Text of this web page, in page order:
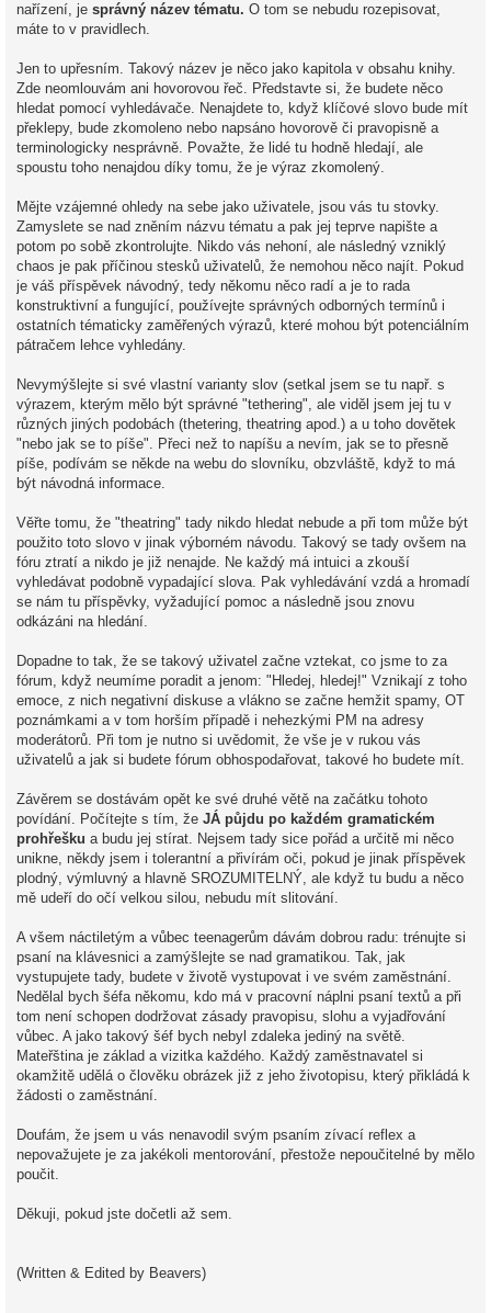
nařízení, je správný název tématu. O tom se nebudu rozepisovat,
máte to v pravidlech.
Jen to upřesním. Takový název je něco jako kapitola v obsahu knihy.
Zde neomlouvám ani hovorovou řeč. Představte si, že budete něco
hledat pomocí vyhledávače. Nenajdete to, když klíčové slovo bude mít
překlepy, bude zkomoleno nebo napsáno hovorově či pravopisně a
terminologicky nesprávně. Považte, že lidé tu hodně hledají, ale
spoustu toho nenajdou díky tomu, že je výraz zkomolený.
Mějte vzájemné ohledy na sebe jako uživatele, jsou vás tu stovky.
Zamyslete se nad zněním názvu tématu a pak jej teprve napište a
potom po sobě zkontrolujte. Nikdo vás nehoní, ale následný vzniklý
chaos je pak příčinou stesků uživatelů, že nemohou něco najít. Pokud
je váš příspěvek návodný, tedy někomu něco radí a je to rada
konstruktivní a fungující, používejte správných odborných termínů i
ostatních tématicky zaměřených výrazů, které mohou být potenciálním
pátračem lehce vyhledány.
Nevymýšlejte si své vlastní varianty slov (setkal jsem se tu např. s
výrazem, kterým mělo být správné "tethering", ale viděl jsem jej tu v
různých jiných podobách (thetering, theatring apod.) a u toho dovětek
"nebo jak se to píše". Přeci než to napíšu a nevím, jak se to přesně
píše, podívám se někde na webu do slovníku, obzvláště, když to má
být návodná informace.
Věřte tomu, že "theatring" tady nikdo hledat nebude a při tom může být
použito toto slovo v jinak výborném návodu. Takový se tady ovšem na
fóru ztratí a nikdo je již nenajde. Ne každý má intuici a zkouší
vyhledávat podobně vypadající slova. Pak vyhledávání vzdá a hromadí
se nám tu příspěvky, vyžadující pomoc a následně jsou znovu
odkázáni na hledání.
Dopadne to tak, že se takový uživatel začne vztekat, co jsme to za
fórum, když neumíme poradit a jenom: "Hledej, hledej!" Vznikají z toho
emoce, z nich negativní diskuse a vlákno se začne hemžit spamy, OT
poznámkami a v tom horším případě i nehezkými PM na adresy
moderátorů. Při tom je nutno si uvědomit, že vše je v rukou vás
uživatelů a jak si budete fórum obhospodařovat, takové ho budete mít.
Závěrem se dostávám opět ke své druhé větě na začátku tohoto
povídání. Počítejte s tím, že JÁ půjdu po každém gramatickém
prohřešku a budu jej stírat. Nejsem tady sice pořád a určitě mi něco
unikne, někdy jsem i tolerantní a přivírám oči, pokud je jinak příspěvek
plodný, výmluvný a hlavně SROZUMITELNÝ, ale když tu budu a něco
mě udeří do očí velkou silou, nebudu mít slitování.
A všem náctiletým a vůbec teenagerům dávám dobrou radu: trénujte si
psaní na klávesnici a zamýšlejte se nad gramatikou. Tak, jak
vystupujete tady, budete v životě vystupovat i ve svém zaměstnání.
Nedělal bych šéfa někomu, kdo má v pracovní náplni psaní textů a při
tom není schopen dodržovat zásady pravopisu, slohu a vyjadřování
vůbec. A jako takový šéf bych nebyl zdaleka jediný na světě.
Mateřština je základ a vizitka každého. Každý zaměstnavatel si
okamžitě udělá o člověku obrázek již z jeho životopisu, který přikládá k
žádosti o zaměstnání.
Doufám, že jsem u vás nenavodil svým psaním zívací reflex a
nepovažujete je za jakékoli mentorování, přestože nepoučitelné by mělo
poučit.
Děkuji, pokud jste dočetli až sem.
(Written & Edited by Beavers)